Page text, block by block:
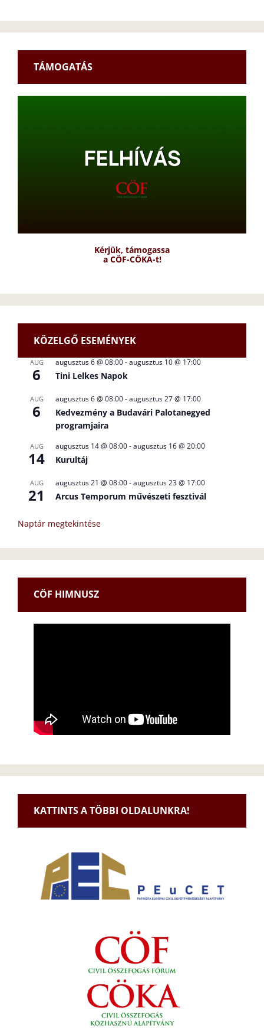
TÁMOGATÁS
Kérjük, támogassa
a CÖF-CÖKA-t!
KÖZELGŐ ESEMÉNYEK
AUG
6
augusztus 6 @ 08:00-augusztus 10 @ 17:00
Tini Lelkes Napok
AUG
6
augusztus 6 @ 08:00-augusztus 27 @ 17:00
Kedvezmény a Budavári Palotanegyed
programjaira
AUG
14
augusztus 14 @ 08:00-augusztus 16 @ 20:00
Kurultáj
AUG
21
augusztus 21 @ 08:00-augusztus 23 @ 17:00
Arcus Temporum művészeti fesztivál
Naptár megtekintése
CÖF HIMNUSZ
KATTINTS A TÖBBI OLDALUNKRA!